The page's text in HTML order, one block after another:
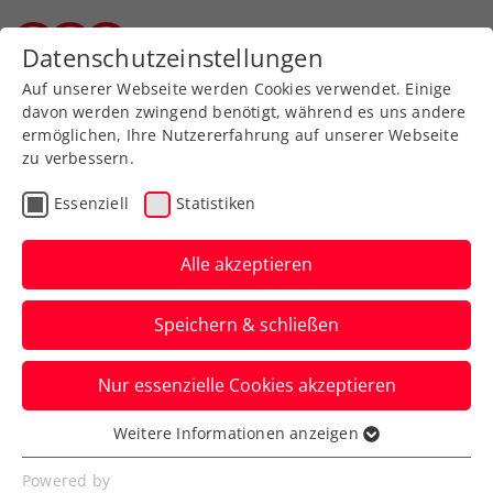
Zurück zur Newsübersicht
Turniere
Generali Open Kitzbühel:
Marathonmatches am
Viertelfinaltag
Gleich zwei der Partien beim ATP-Turnier
in Tirol dauern am Donnerstag weit über
drei Stunden.
Verfasst von: Presseaussendung / Redaktion, 25.07.2024
Datenschutzeinstellungen
Auf unserer Webseite werden Cookies verwendet. Einige
davon werden zwingend benötigt, während es uns andere
ermöglichen, Ihre Nutzererfahrung auf unserer Webseite
zu verbessern.
Essenziell Statistiken
Alle akzeptieren
Speichern & schließen
Nur essenzielle Cookies akzeptieren
Essenziell
Essenzielle Cookies werden für grundlegende
Weitere Informationen anzeigen
Powered by